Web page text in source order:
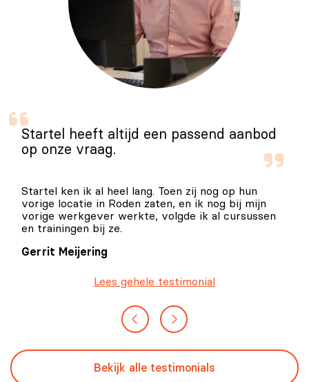
Startel heeft altijd een passend aanbod
op onze vraag.
Startel ken ik al heel lang. Toen zij nog op hun
vorige locatie in Roden zaten, en ik nog bij mijn
vorige werkgever werkte, volgde ik al cursussen
en trainingen bij ze.
Gerrit Meijering
Lees gehele testimonial
Bekijk alle testimonials